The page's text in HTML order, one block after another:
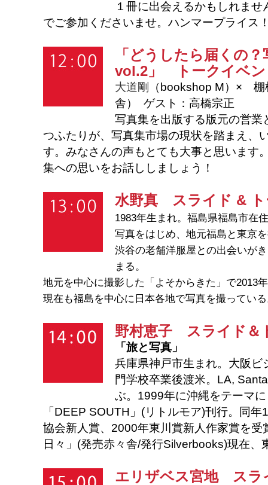
１冊に出会えるかもしれませ
でご参加くださいませ。ハンマープライス
「どうしたら届くの？
vol.2」 トークイベン
大道剛 （bookshop M） × 棚
舎）
ゲスト：高橋宗正
写真集を出版する版元の営業
つふたりが、写真集市場の現状を踏まえ、
す。みなさんの声もとても大事と思います
集への思いをお話ししましょう！
水野真 スライド & ト
1983年生まれ。福島県福島市在
写真をはじめ、地元福島と東京
渋谷の老舗洋服屋との出会いが
まる。
地元を中心に撮影した「よそからきた」で2013
現在も福島を中心に日本各地で写真を撮ってい
野村恵子 スライド＆
「旅と写真」
兵庫県神戸市生まれ。大阪ビ
門学校卒業後渡米。LA,
ぶ。1999年に沖縄をテーマ
「DEEP SOUTH」(リトルモア)刊行。同
協会新人賞、2000年東川賞新人作家賞を
日々」(発売赤々舎/発行Silverbooks)現在、
エリザベス宮地スラ